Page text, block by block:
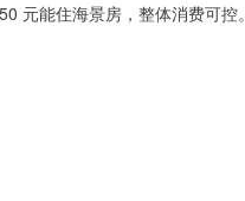
元能住海景房，整体消费可控。